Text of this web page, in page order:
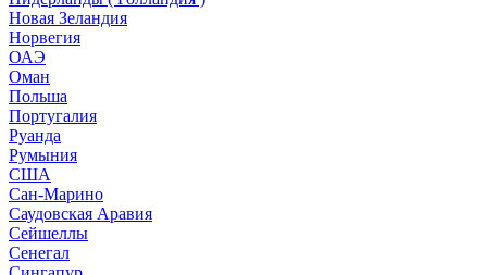
Новая Зеландия
Норвегия
ОАЭ
Оман
Польша
Португалия
Руанда
Румыния
США
Сан-Марино
Саудовская Аравия
Сейшеллы
Сенегал